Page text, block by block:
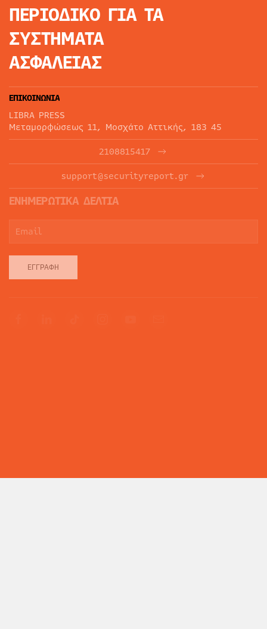
ΠΕΡΙΟΔΙΚΟ ΓΙΑ ΤΑ
ΣΥΣΤΗΜΑΤΑ
ΑΣΦΑΛΕΙΑΣ
ΕΠΙΚΟΙΝΩΝΙΑ
LIBRA PRESS
Μεταμορφώσεως 11, Μοσχάτο Αττικής, 183 45
2108815417
support@securityreport.gr
ΕΝΗΜΕΡΩΤΙΚΑ ΔΕΛΤΙΑ
ΕΓΓΡΑΦΉ